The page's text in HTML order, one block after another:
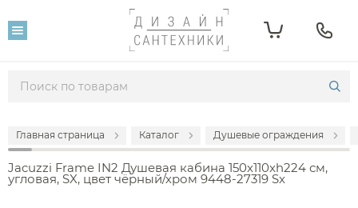
Главная страница Каталог Душевые ограждения
Jacuzzi Frame IN2 Душевая кабина 150x110xh224 см,
угловая, SX, цвет чёрный/хром 9448-27319 Sx